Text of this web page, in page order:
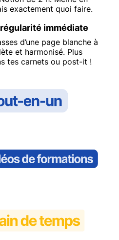
exactement quoi faire.
immédiate
d’une page blanche à
et harmonisé. Plus
tes carnets ou post-it !